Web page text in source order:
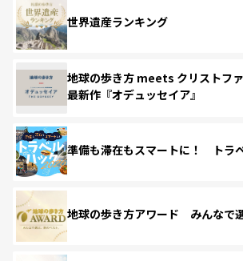
世界遺産ランキング
地球の歩き方 meets クリストフ
最新作『オデュッセイア』
準備も滞在もスマートに！ トラ
地球の歩き方アワード みんなで